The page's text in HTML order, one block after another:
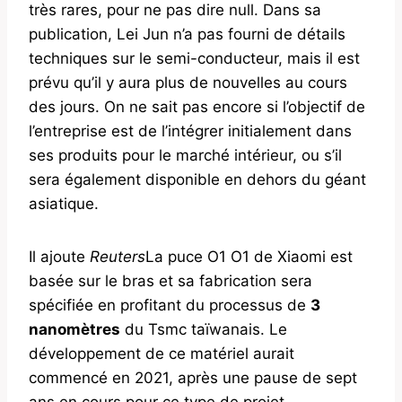
très rares, pour ne pas dire null. Dans sa
publication, Lei Jun n’a pas fourni de détails
techniques sur le semi-conducteur, mais il est
prévu qu’il y aura plus de nouvelles au cours
des jours. On ne sait pas encore si l’objectif de
l’entreprise est de l’intégrer initialement dans
ses produits pour le marché intérieur, ou s’il
sera également disponible en dehors du géant
asiatique.
Il ajoute ReutersLa puce O1 O1 de Xiaomi est
basée sur le bras et sa fabrication sera
spécifiée en profitant du processus de 3
nanomètres du Tsmc taïwanais. Le
développement de ce matériel aurait
commencé en 2021, après une pause de sept